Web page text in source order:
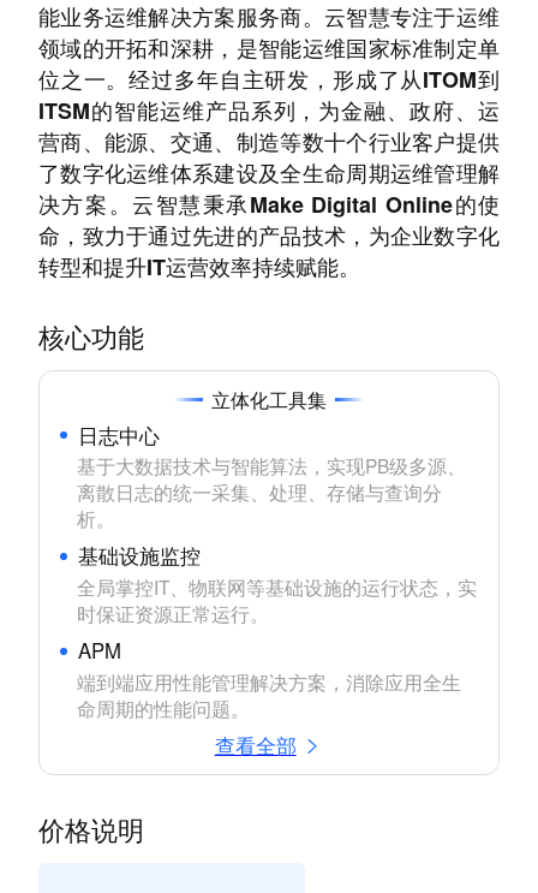
能业务运维解决方案服务商。云智慧专注于运维
领域的开拓和深耕，是智能运维国家标准制定单
位之一。经过多年自主研发，形成了从ITOM到
ITSM的智能运维产品系列，为金融、政府、运
营商、能源、交通、制造等数十个行业客户提供
了数字化运维体系建设及全生命周期运维管理解
决方案。云智慧秉承Make Digital Online的使
命，致力于通过先进的产品技术，为企业数字化
转型和提升IT运营效率持续赋能。
核心功能
立体化工具集
日志中心
基于大数据技术与智能算法，实现PB级多源、
离散日志的统一采集、处理、存储与查询分
基础设施监控
全局掌控IT、物联网等基础设施的运行状态，实
APM
端到端应用性能管理解决方案，消除应用全生
查看全部
价格说明